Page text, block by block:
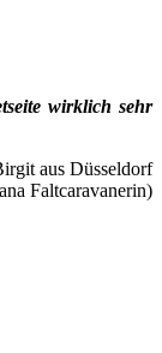
wirklich sehr
aus Düsseldorf
Faltcaravanerin)